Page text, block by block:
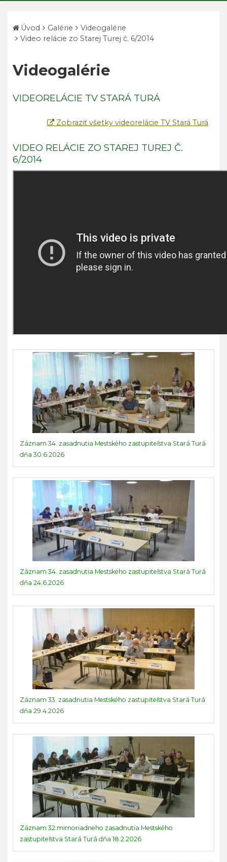
Úvod Galérie
Videogalérie
Video relácie zo Starej Turej č. 6/2014
Videogalérie
VIDEORELÁCIE TV STARÁ TURÁ
Zobraziť všetky videorelácie TV Stará Turá
VIDEO RELÁCIE ZO STAREJ TUREJ Č.
6/2014
Záznam 34. zasadnutia Mestského zastupiteľstva Stará Turá
dňa 30.6.2026
Záznam 34. zasadnutia Mestského zastupiteľstva Stará Turá
dňa 24.6.2026
Záznam 33. zasadnutia Mestského zastupiteľstva Stará Turá
dňa 29.4.2026
Záznam 32.mimoriadneho zasadnutia Mestského
zastupiteľstva Stará Turá dňa 18.2.2026